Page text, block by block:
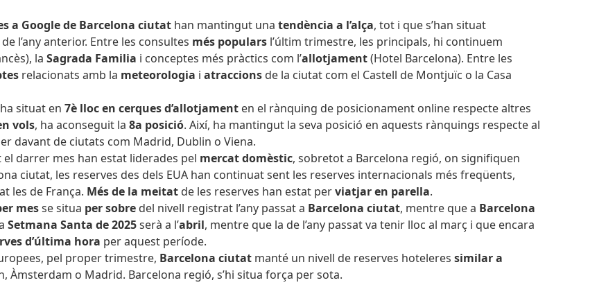
a Google de Barcelona ciutat han mantingut una tendència a l’alça, tot i que s’han situat
l’any anterior. Entre les consultes més populars l’últim trimestre, les principals, hi continuem
la Sagrada Familia i conceptes més pràctics com l’allotjament(Hotel Barcelona). Entre les
relacionats amb la meteorologia i atraccions de la ciutat com el Castell de Montjuïc o la Casa
situat en 7è lloc en cerques d’allotjament en el rànquing de posicionament online respecte altres
vols, ha aconseguit la 8a posició. Així, ha mantingut la seva posició en aquests rànquings respecte al
davant de ciutats com Madrid, Dublin o Viena.
darrer mes han estat liderades pel mercat domèstic, sobretot a Barcelona regió, on signifiquen
ciutat, les reserves des dels EUA han continuat sent les reserves internacionals més freqüents,
les de França. Més de la meitat de les reserves han estat perviatjar en parella.
messe situa per sobre del nivell registrat l’any passat a Barcelona ciutat, mentre que a Barcelona
Setmana Santa de 2025serà a l’abril, mentre que la de l’any passat va tenir lloc al març i que encara
d’última hora per aquest període.
pel proper trimestre, Barcelona ciutat manté un nivell de reserves hoteleres similar a
Àmsterdam o Madrid. Barcelona regió, s’hi situa força per sota.